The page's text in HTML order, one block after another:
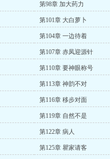
第98章 加大药力
第101章 大白萝卜
第104章 一边待着
第107章 赤凤迎源针
第110章 要神眼称号
第113章 神韵不对
第116章 移步对面
第119章 自然不是
第122章 病人
第125章 瞿家请客